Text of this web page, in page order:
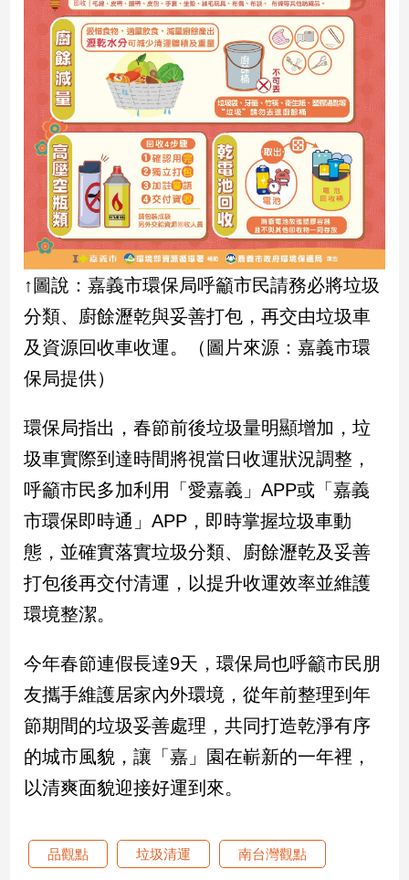
旅
座/
命
理
消
費
健
康/
子/
情
藝
術
／
文
／
電
影
薦
科
遊
戲
運
動
物
Pet
↑圖說：嘉義市環保局呼籲市民請務必將垃圾
分類、廚餘瀝乾與妥善打包，再交由垃圾車
及資源回收車收運。（圖片來源：嘉義市環
保局提供）
環保局指出，春節前後垃圾量明顯增加，垃
圾車實際到達時間將視當日收運狀況調整，
呼籲市民多加利用「愛嘉義」APP或「嘉義
市環保即時通」APP，即時掌握垃圾車動
態，並確實落實垃圾分類、廚餘瀝乾及妥善
打包後再交付清運，以提升收運效率並維護
環境整潔。
今年春節連假長達9天，環保局也呼籲市民朋
友攜手維護居家內外環境，從年前整理到年
節期間的垃圾妥善處理，共同打造乾淨有序
的城市風貌，讓「嘉」園在嶄新的一年裡，
以清爽面貌迎接好運到來。
品觀點 垃圾清運 南台灣觀點